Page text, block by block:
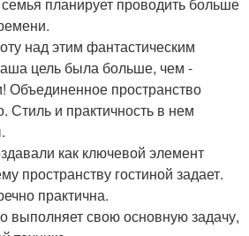
планирует проводить больше
над этим фантастическим
цель была больше, чем -
Объединенное пространство
Стиль и практичность в нем
как ключевой элемент
пространству гостиной задает.
практична.
выполняет свою основную задачу,